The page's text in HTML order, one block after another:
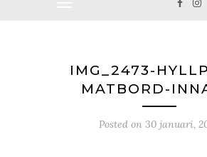
IMG_2473-
MATBORD-
Posted on 30 januari,